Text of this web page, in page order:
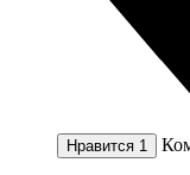
Нравится 1